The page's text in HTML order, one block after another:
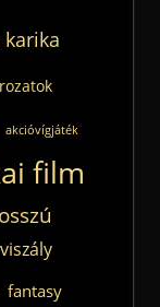
karika
akcióvígjáték
film
fantasy